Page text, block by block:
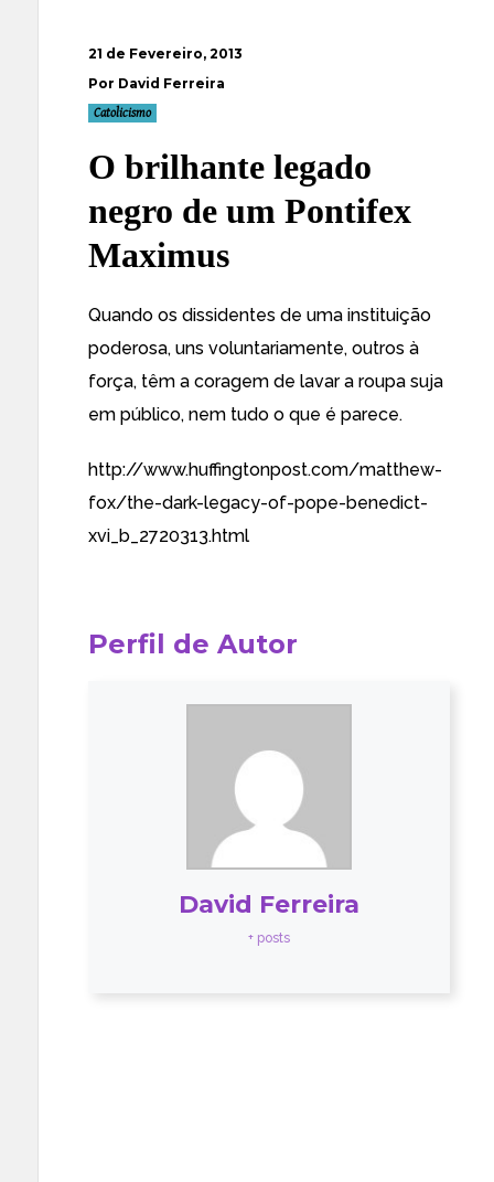
21 de Fevereiro, 2013
Por David Ferreira
Catolicismo
O brilhante legado
negro de um Pontifex
Maximus
Quando os dissidentes de uma instituição
poderosa, uns voluntariamente, outros à
força, têm a coragem de lavar a roupa suja
em público, nem tudo o que é parece.
http://www.huffingtonpost.com/matthew-
fox/the-dark-legacy-of-pope-benedict-
xvi_b_2720313.html
Perfil de Autor
David Ferreira
+ posts